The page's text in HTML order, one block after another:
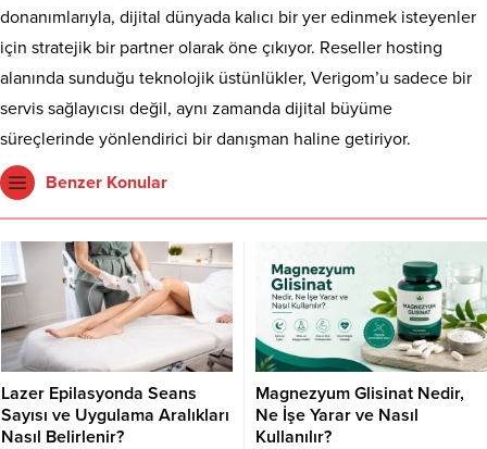
donanımlarıyla, dijital dünyada kalıcı bir yer edinmek isteyenler
için stratejik bir partner olarak öne çıkıyor. Reseller hosting
alanında sunduğu teknolojik üstünlükler, Verigom’u sadece bir
servis sağlayıcısı değil, aynı zamanda dijital büyüme
süreçlerinde yönlendirici bir danışman haline getiriyor.
Benzer Konular
Lazer Epilasyonda Seans
Sayısı ve Uygulama Aralıkları
Nasıl Belirlenir?
Magnezyum Glisinat Nedir,
Ne İşe Yarar ve Nasıl
Kullanılır?